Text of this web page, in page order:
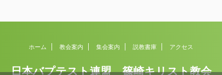
ホーム 教会案内 集会案内 説教書庫 アクセス
日本バプテスト連盟 篠崎キリスト教会